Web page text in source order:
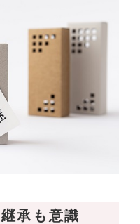
承も意識